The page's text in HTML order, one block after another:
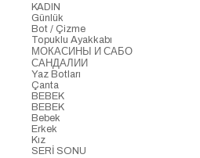
KADIN
Günlük
Bot / Çizme
Topuklu Ayakkabı
МОКАСИНЫ И САБО
САНДАЛИИ
Yaz Botları
Çanta
BEBEK
BEBEK
Bebek
Erkek
Kız
SERİ SONU